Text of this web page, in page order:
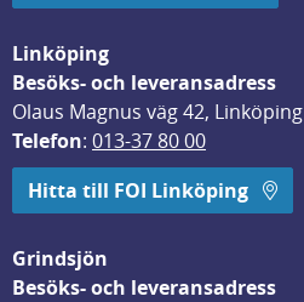
Linköping
Besöks- och leveransadress
Olaus Magnus väg 42, Linköping
Telefon: 013-37 80 00
Hitta till FOI Linköping
Grindsjön
Besöks- och leveransadress